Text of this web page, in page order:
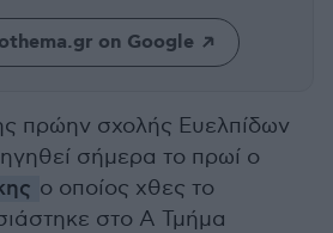
on Google
πρώην σχολής Ευελπίδων
σήμερα το πρωί ο
ο οποίος χθες το
στο Α Τμήμα